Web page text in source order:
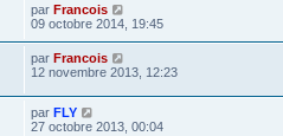
par Francois
09 octobre 2014, 19:45
par Francois
12 novembre 2013, 12:23
par FLY
27 octobre 2013, 00:04